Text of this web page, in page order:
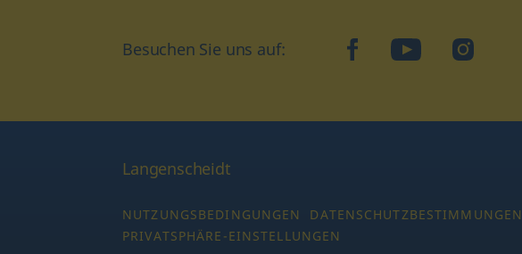
Besuchen Sie uns auf: facebookYouTubeInstagram
Langenscheidt
NUTZUNGSBEDINGUNGEN DATENSCHUTZBESTIMMUNGEN
PRIVATSPHÄRE-EINSTELLUNGEN